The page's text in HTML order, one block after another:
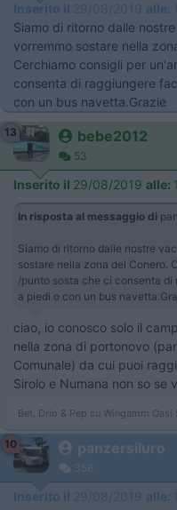
Inserito il 29/08/2019 alle:
Siamo di ritorno dalle
vorremmo sostare nella
Cerchiamo consigli per
consenta di raggiungere
con un bus navetta.Grazie
13 bebe2012
53
Inserito il 29/08/2019 alle:
In risposta al messaggio di
Siamo di ritorno dalle nostre
sostare nella zona del Conero.
/punto sosta che ci consenta
a piedi o con un bus
ciao, io conosco solo il
nella zona di portonovo
Comunale) da cui puoi
Sirolo e Numana non so se
Bet, Drio & Pep su Wingamm Oasi
10 panzersiluro
356
Inserito il 29/08/2019 alle: